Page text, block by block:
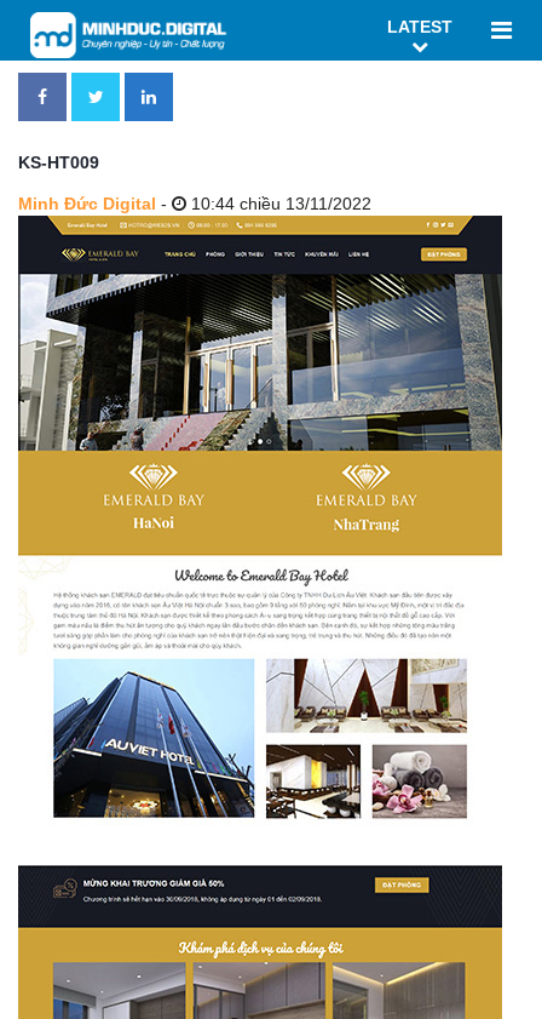
LATEST
KS-HT009
Minh Đức Digital - 10:44 chiều 13/11/2022